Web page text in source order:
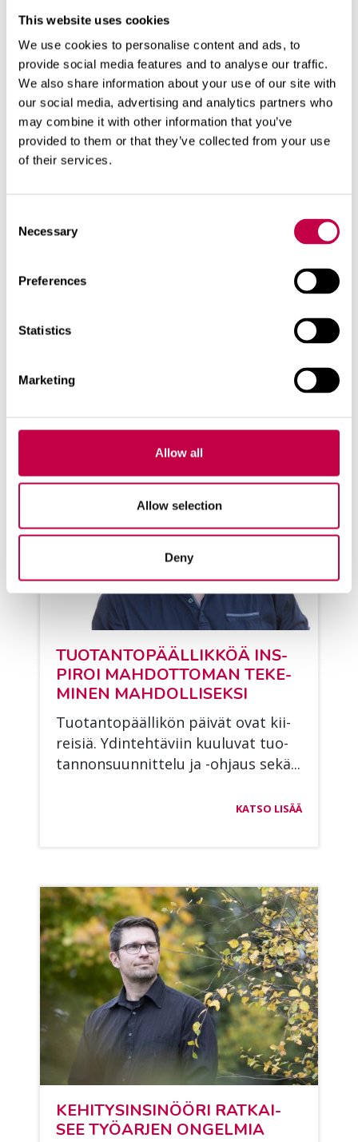
This website uses cookies
We use cookies to personalise content and ads, to
provide social media features and to analyse our traffic.
We also share information about your use of our site with
our social media, advertising and analytics partners who
may combine it with other information that you’ve
provided to them or that they’ve collected from your use
of their services.
Selection
Necessary
Preferences
Statistics
Marketing
Allow all
Allow selection
Deny
Juho haastaa seuraavaksi haastatteluun mukaan
ammattiviljelytuotteiden tuotantopäällikkö Jaakko
Aarniveräjän. ”Jaakolle näyttää tulevan sen verran
askeleita joka päivä, että on kiva tietää mitä
kaikkea hänen työhönsä kuuluu. Jaakkohan myös
harrastaa tätä metallinetsintää, ja nähdäänkin
välillä samoissa porukoissa. Töistä ei vapaa-ajalla
Biolan-tarina
Aiheeseen liittyviä artikkeleita
TUO­TAN­TO­PÄÄL­LIK­KÖÄ INS­
PI­ROI MAH­DOT­TO­MAN TE­KE­
MI­NEN MAH­DOL­LI­SEK­SI
Tuo­tan­to­pääl­li­kön päi­vät ovat kii­
rei­siä. Ydin­teh­tä­viin kuu­lu­vat tuo­
tan­non­suun­nit­te­lu ja -oh­jaus sekä...
KATSO LISÄÄ
KE­HI­TY­SIN­SI­NÖÖ­RI RAT­KAI­
SEE TYÖ­AR­JEN ON­GEL­MIA